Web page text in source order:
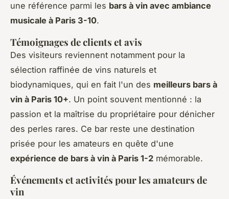
une référence parmi les bars à vin avec ambiance
musicale à Paris 3-10.
Témoignages de clients et avis
Des visiteurs reviennent notamment pour la
sélection raffinée de vins naturels et
biodynamiques, qui en fait l'un des meilleurs bars à
vin à Paris 10+. Un point souvent mentionné : la
passion et la maîtrise du propriétaire pour dénicher
des perles rares. Ce bar reste une destination
prisée pour les amateurs en quête d'une
expérience de bars à vin à Paris 1-2 mémorable.
Événements et activités pour les amateurs de
vin